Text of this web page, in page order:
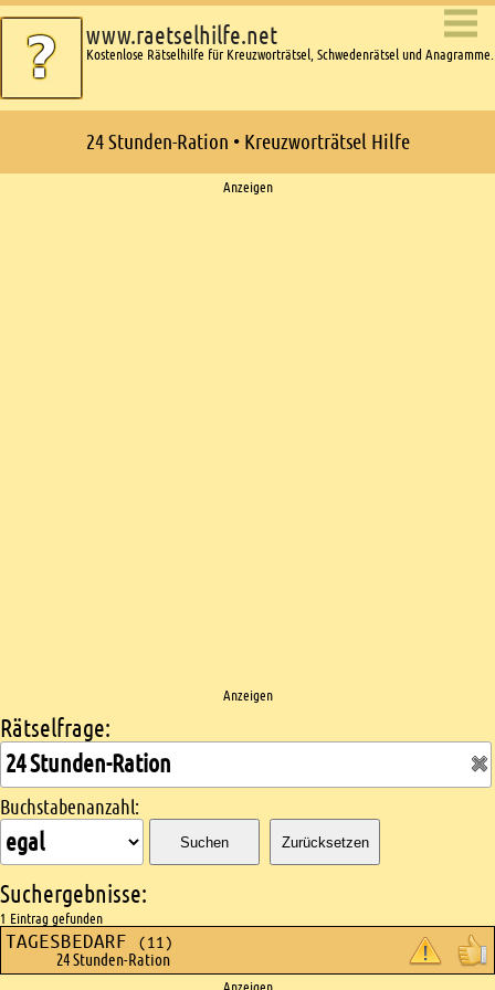
www.raetselhilfe.net
Kostenlose Rätselhilfe für Kreuzworträtsel, Schwedenrätsel und Anagramme.
24 Stunden-Ration • Kreuzworträtsel Hilfe
Anzeigen
Anzeigen
Kreuzworträtsel suchen
Rätselfrage:
Buchstabenanzahl:
Suchen Zurücksetzen
Suchergebnisse:
1 Eintrag gefunden
TAGESBEDARF (11)
24 Stunden-Ration